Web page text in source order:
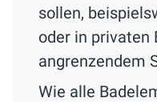
sollen,
oder in privaten
angrenzendem
Wie alle